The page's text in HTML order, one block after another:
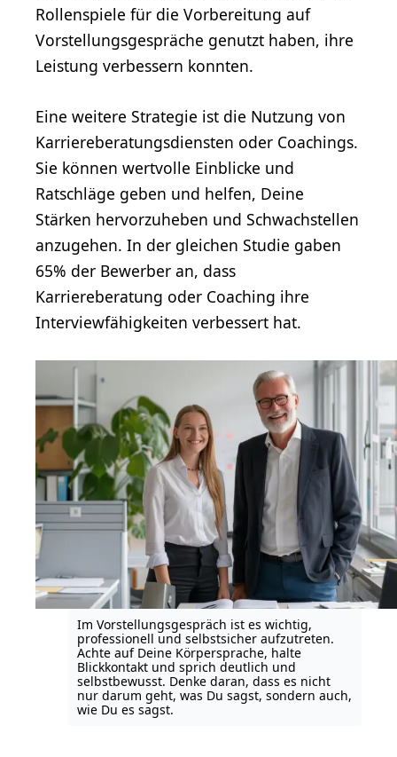
Rollenspiele für die Vorbereitung auf
Vorstellungsgespräche genutzt haben, ihre
Leistung verbessern konnten.
Eine weitere Strategie ist die Nutzung von
Karriereberatungsdiensten oder Coachings.
Sie können wertvolle Einblicke und
Ratschläge geben und helfen, Deine
Stärken hervorzuheben und Schwachstellen
anzugehen. In der gleichen Studie gaben
65% der Bewerber an, dass
Karriereberatung oder Coaching ihre
Interviewfähigkeiten verbessert hat.
Im Vorstellungsgespräch ist es wichtig,
professionell und selbstsicher aufzutreten.
Achte auf Deine Körpersprache, halte
Blickkontakt und sprich deutlich und
selbstbewusst. Denke daran, dass es nicht
nur darum geht, was Du sagst, sondern auch,
wie Du es sagst.